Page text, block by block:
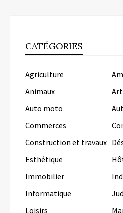
CATÉGORIES
Agriculture
Animaux
Auto moto
Commerces
Construction et travaux
Esthétique
Immobilier
Informatique
Loisirs